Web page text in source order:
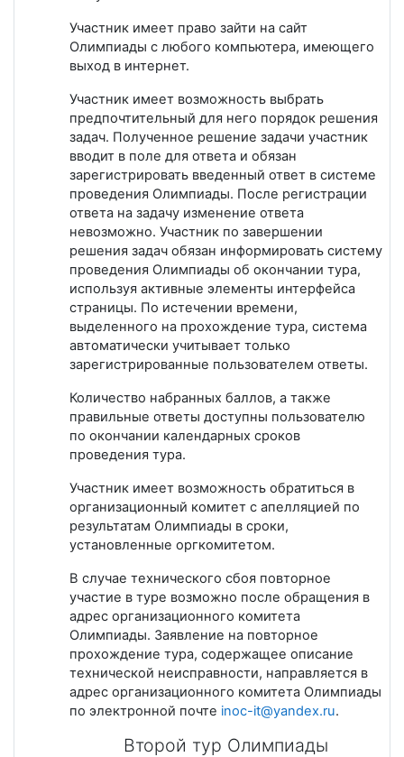
Участник имеет право зайти на сайт
Олимпиады с любого компьютера, имеющего
выход в интернет.
Участник имеет возможность выбрать
предпочтительный для него порядок решения
задач. Полученное решение задачи участник
вводит в поле для ответа и обязан
зарегистрировать введенный ответ в системе
проведения Олимпиады. После регистрации
ответа на задачу изменение ответа
невозможно. Участник по завершении
решения задач обязан информировать систему
проведения Олимпиады об окончании тура,
используя активные элементы интерфейса
страницы. По истечении времени,
выделенного на прохождение тура, система
автоматически учитывает только
зарегистрированные пользователем ответы.
Количество набранных баллов, а также
правильные ответы доступны пользователю
по окончании календарных сроков
проведения тура.
Участник имеет возможность обратиться в
организационный комитет с апелляцией по
результатам Олимпиады в сроки,
установленные оргкомитетом.
В случае технического сбоя повторное
участие в туре возможно после обращения в
адрес организационного комитета
Олимпиады. Заявление на повторное
прохождение тура, содержащее описание
технической неисправности, направляется в
адрес организационного комитета Олимпиады
по электронной почте inoc-it@yandex.ru.
Второй тур Олимпиады